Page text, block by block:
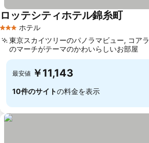
3 ホテルのランク
ホテル
ロッテシティホテル錦糸町
東京スカイツリーのパノラマビュー, コアラ
のマーチがテーマのかわいらしいお部屋
最安値 ￥11,143
10件のサイトの料金を表示